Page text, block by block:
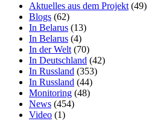
Aktuelles aus dem Projekt (49)
Blogs (62)
In Belarus (13)
In Belarus (4)
In der Welt (70)
In Deutschland (42)
In Russland (353)
In Russland (44)
Monitoring (48)
News (454)
Video (1)